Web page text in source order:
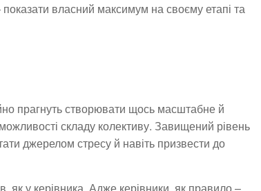
власний максимум на своєму етапі та
прагнуть створювати щось масштабне й
складу колективу. Завищений рівень
джерелом стресу й навіть призвести до